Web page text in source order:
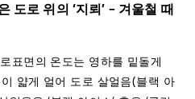
도로 위의 ‘지뢰’ – 겨울철 때
표면의 온도는 영하를 밑돌게
얇게 얼어 도로 살얼음(블랙 아